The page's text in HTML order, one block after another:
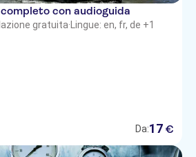
con audioguida
gratuita· Lingue: en, fr, de +1
Da:17 €